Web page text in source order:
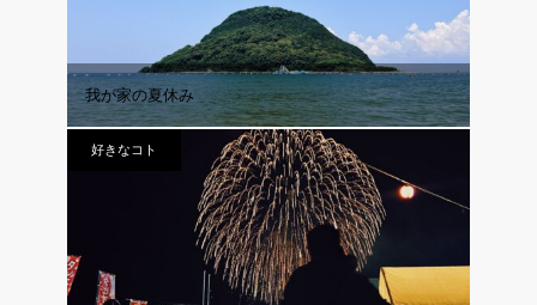
我が家の夏休み
好きなコト